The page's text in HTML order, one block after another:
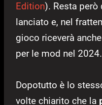
Edition). Resta però
lanciato e, nel
gioco riceverà
per le mod nel 2024.
Dopotutto è lo
volte chiarito che la